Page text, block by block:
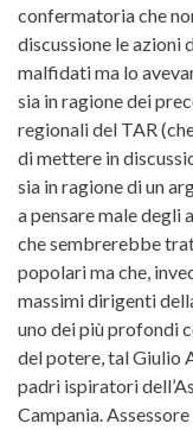
confermatoria che
discussione le azioni
malfidati ma lo
sia in ragione dei
regionali del TAR
di mettere in
sia in ragione di un
a pensare male degli
che sembrerebbe
popolari ma che,
massimi dirigenti
uno dei più profondi
del potere, tal Giulio
padri ispiratori
Campania.